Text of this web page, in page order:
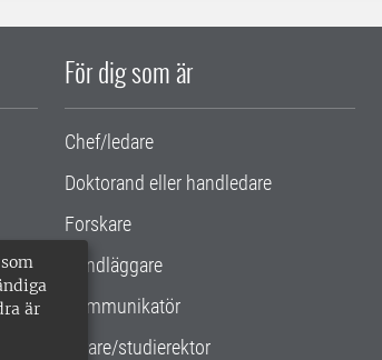
är
För dig som är
Chef/ledare
Doktorand eller handledare
Forskare
Handläggare
Kommunikatör
Lärare/studierektor